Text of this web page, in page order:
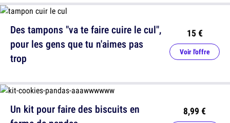
Un kit pour faire des biscuits en
8,99 €
Des tampons "va te faire cuire le cul",
pour les gens que tu n'aimes pas
trop
15 €
Voir l'offre